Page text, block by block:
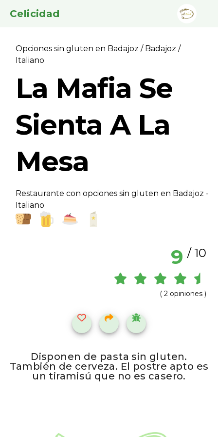
Celicidad
Opciones sin gluten en Badajoz / Badajoz /
Italiano
La Mafia Se
Sienta A La
Mesa
Restaurante con opciones sin gluten en Badajoz -
Italiano
9 / 10
( 2 opiniones )
Disponen de pasta sin gluten.
También de cerveza. El postre apto es
un tiramisú que no es casero.